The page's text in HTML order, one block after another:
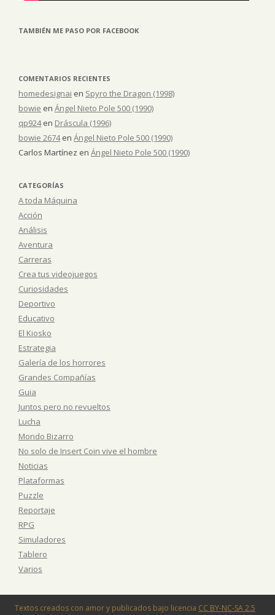
TAMBIÉN ME PASO POR FACEBOOK
COMENTARIOS RECIENTES
homedesignai en Spyro the Dragon (1998)
bowie en Ángel Nieto Pole 500 (1990)
qp924en Dráscula (1996)
bowie 2674en Ángel Nieto Pole 500 (1990)
Carlos Martínez en Ángel Nieto Pole 500 (1990)
CATEGORÍAS
A toda Máquina
Acción
Análisis
Aventura
Carreras
Crea tus videojuegos
Curiosidades
Deportivo
Educativo
El Kiosko
Estrategia
Galería de los horrores
Grandes Compañías
Guia
Juntos pero no revueltos
Lucha
Mondo Bizarro
No solo de Insert Coin vive el hombre
Noticias
Plataformas
Puzzle
Reportaje
RPG
Simuladores
Tablero
Varios
Textos creados con amor y publicados bajo licencia CC BY-NC-SA 2.5